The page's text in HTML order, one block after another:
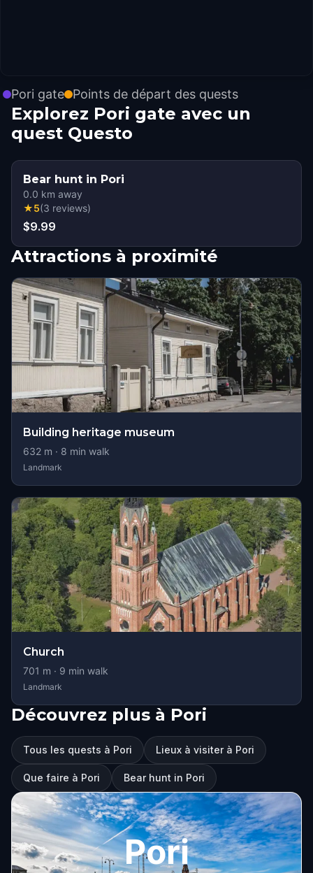
Pori gate Points de départ des quests
Explorez Pori gate avec un
quest Questo
Bear hunt in Pori
0.0 km away
★5(3 reviews)
$9.99
Attractions à proximité
Building heritage museum
632 m · 8 min walk
Landmark
Church
701 m · 9 min walk
Landmark
Découvrez plus à Pori
Tous les quests à Pori Lieux à visiter à Pori
Que faire à Pori Bear hunt in Pori
Pori